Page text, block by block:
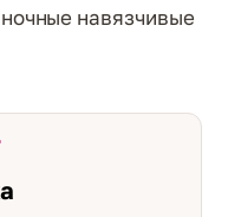
навязчивые